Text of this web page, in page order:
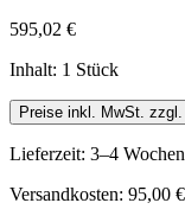
595,02 €
Inhalt: 1 Stück
Preise inkl. MwSt.
Lieferzeit: 3–4 Wochen
Versandkosten: 95,00 €